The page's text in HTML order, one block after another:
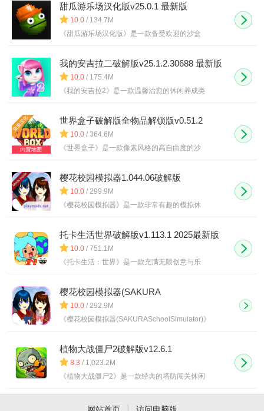
甜瓜游乐场汉化版v25.0.1 最新版
10.0 / 134.7M
《甜瓜游乐场汉化版》是一款备受欢迎的沙盒
我的安吉拉二破解版v25.1.2.30688 最新版
10.0 / 175.4M
《我的安吉拉2》是一款温馨治愈的休闲养成类
世界盒子破解版全物品解锁版v0.51.2
10.0 / 364.6M
《世界盒子》是一款像素风格的高自由度的沙
樱花校园模拟器1.044.06破解版
10.0 / 299.9M
《樱花校园模拟器》是一款非常有趣的模拟休
托卡生活世界破解版v1.113.1 2025最新版
10.0 / 751.1M
《托卡生活：世界》是一款充满无限创意与乐
樱花校园模拟器(SAKURA
SchoolSimulator)2024最新版本 v1.042.03
10.0 / 292.9M
《樱花校园模拟器(SAKURASchoolSimulator)》
植物大战僵尸2破解版v12.6.1
8.3 / 1,023.2M
《植物大战僵尸2》是一款经典的塔防闯关休闲
网站首页 | 访问电脑版